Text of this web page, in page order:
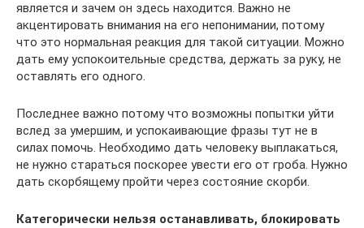
является и зачем он здесь находится. Важно не
акцентировать внимания на его непонимании, потому
что это нормальная реакция для такой ситуации. Можно
дать ему успокоительные средства, держать за руку, не
оставлять его одного.
Последнее важно потому что возможны попытки уйти
вслед за умершим, и успокаивающие фразы тут не в
силах помочь. Необходимо дать человеку выплакаться,
не нужно стараться поскорее увести его от гроба. Нужно
дать скорбящему пройти через состояние скорби.
Категорически нельзя останавливать, блокировать